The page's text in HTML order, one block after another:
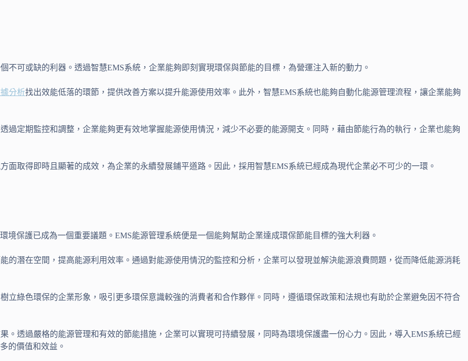
不可或缺的利器。透過智慧EMS系統，企業能夠即刻實現環保與節能的目標，為營運注入新的動力。
分析找出效能低落的環節，提供改善方案以提升能源使用效率。此外，智慧EMS系統也能夠自動化能源管理流程，讓企業能夠
過定期監控和調整，企業能夠更有效地掌握能源使用情況，減少不必要的能源開支。同時，藉由節能行為的執行，企業也能夠
面取得即時且顯著的成效，為企業的永續發展鋪平道路。因此，採用智慧EMS系統已經成為現代企業必不可少的一環。
保護已成為一個重要議題。EMS能源管理系統便是一個能夠幫助企業達成環保節能目標的強大利器。
的潛在空間，提高能源利用效率。通過對能源使用情況的監控和分析，企業可以發現並解決能源浪費問題，從而降低能源消耗
立綠色環保的企業形象，吸引更多環保意識較強的消費者和合作夥伴。同時，遵循環保政策和法規也有助於企業避免因不符合
。透過嚴格的能源管理和有效的節能措施，企業可以實現可持續發展，同時為環境保護盡一份心力。因此，導入EMS系統已經
的價值和效益。